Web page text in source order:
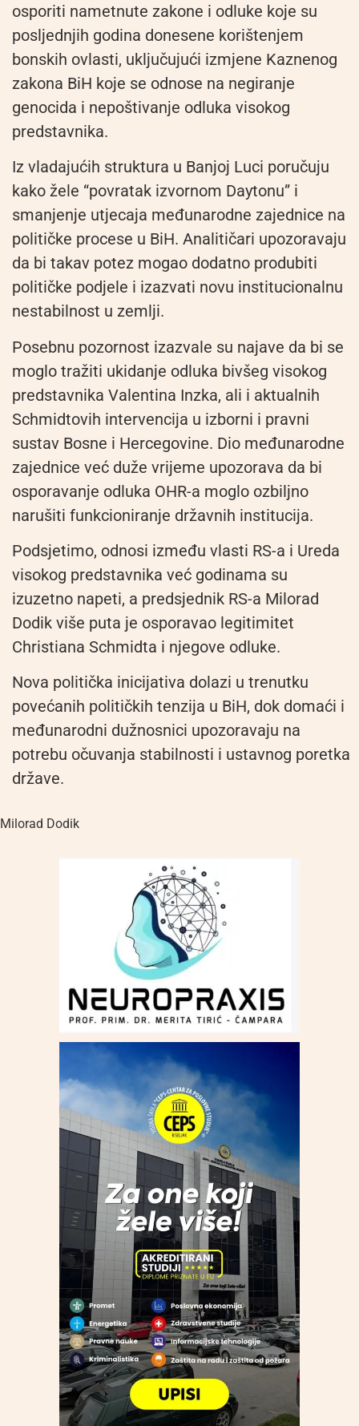
osporiti nametnute zakone i odluke koje su
posljednjih godina donesene korištenjem
bonskih ovlasti, uključujući izmjene Kaznenog
zakona BiH koje se odnose na negiranje
genocida i nepoštivanje odluka visokog
predstavnika.
Iz vladajućih struktura u Banjoj Luci poručuju
kako žele “povratak izvornom Daytonu” i
smanjenje utjecaja međunarodne zajednice na
političke procese u BiH. Analitičari upozoravaju
da bi takav potez mogao dodatno produbiti
političke podjele i izazvati novu institucionalnu
nestabilnost u zemlji.
Posebnu pozornost izazvale su najave da bi se
moglo tražiti ukidanje odluka bivšeg visokog
predstavnika Valentina Inzka, ali i aktualnih
Schmidtovih intervencija u izborni i pravni
sustav Bosne i Hercegovine. Dio međunarodne
zajednice već duže vrijeme upozorava da bi
osporavanje odluka OHR-a moglo ozbiljno
narušiti funkcioniranje državnih institucija.
Podsjetimo, odnosi između vlasti RS-a i Ureda
visokog predstavnika već godinama su
izuzetno napeti, a predsjednik RS-a Milorad
Dodik više puta je osporavao legitimitet
Christiana Schmidta i njegove odluke.
Nova politička inicijativa dolazi u trenutku
povećanih političkih tenzija u BiH, dok domaći i
međunarodni dužnosnici upozoravaju na
potrebu očuvanja stabilnosti i ustavnog poretka
države.
Milorad Dodik